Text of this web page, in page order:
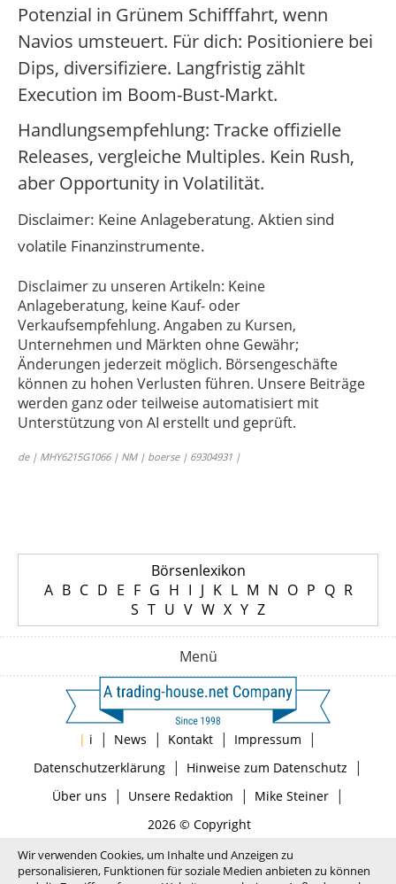
Potenzial in Grünem Schifffahrt, wenn
Navios umsteuert. Für dich: Positioniere bei
Dips, diversifiziere. Langfristig zählt
Execution im Boom-Bust-Markt.
Handlungsempfehlung: Tracke offizielle
Releases, vergleiche Multiples. Kein Rush,
aber Opportunity in Volatilität.
Disclaimer: Keine Anlageberatung. Aktien sind
volatile Finanzinstrumente.
Disclaimer zu unseren Artikeln: Keine
Anlageberatung, keine Kauf- oder
Verkaufsempfehlung. Angaben zu Kursen,
Unternehmen und Märkten ohne Gewähr;
Änderungen jederzeit möglich. Börsengeschäfte
können zu hohen Verlusten führen. Unsere Beiträge
werden ganz oder teilweise automatisiert mit
Unterstützung von AI erstellt und geprüft.
de | MHY6215G1066 | NM | boerse | 69304931 |
Börsenlexikon
A B C D E F G H I J K L M N O P Q R
S T U V W X Y Z
Menü
| i | News | Kontakt | Impressum |
Datenschutzerklärung| Hinweise zum Datenschutz |
Über uns | Unsere Redaktion | Mike Steiner|
2026 © Copyright
Wir verwenden Cookies, um Inhalte und Anzeigen zu
personalisieren, Funktionen für soziale Medien anbieten zu können